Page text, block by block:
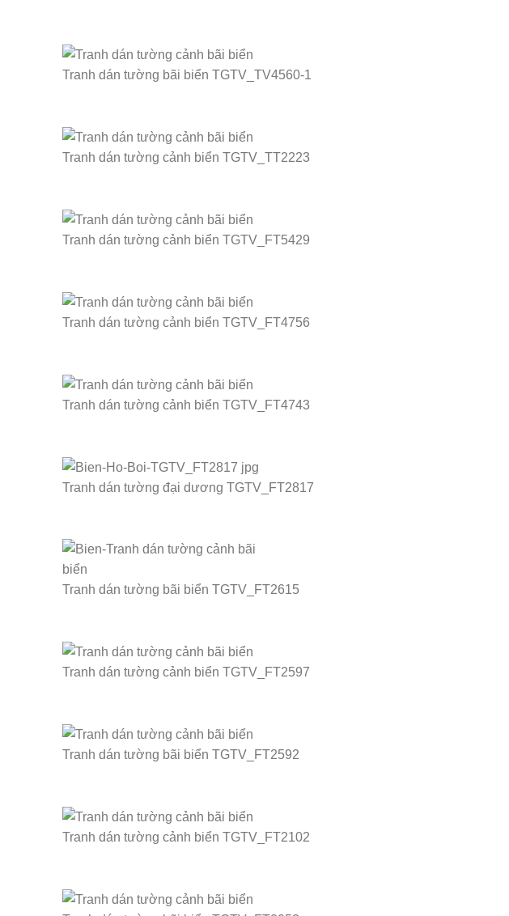
Tranh dán tường bãi biển TGTV_TV4560-1
Tranh dán tường cảnh biển TGTV_TT2223
Tranh dán tường cảnh biển TGTV_FT5429
Tranh dán tường cảnh biển TGTV_FT4756
Tranh dán tường cảnh biển TGTV_FT4743
Tranh dán tường đại dương TGTV_FT2817
Tranh dán tường bãi biển TGTV_FT2615
Tranh dán tường cảnh biển TGTV_FT2597
Tranh dán tường bãi biển TGTV_FT2592
Tranh dán tường cảnh biển TGTV_FT2102